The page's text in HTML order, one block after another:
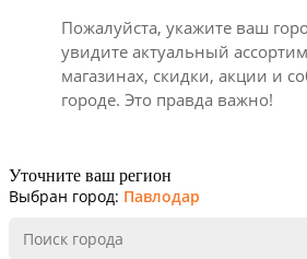
Пожалуйста, укажите ваш
увидите актуальный
магазинах, скидки, акции и
городе. Это правда важно!
Уточните ваш регион
Выбран город: Павлодар